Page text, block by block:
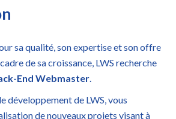
sa qualité, son expertise et son offre
de sa croissance, LWS recherche
End Webmaster
développement de LWS, vous
de nouveaux projets visant à